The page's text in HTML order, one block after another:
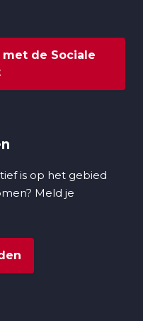
de Sociale
is op het gebied
Meld je